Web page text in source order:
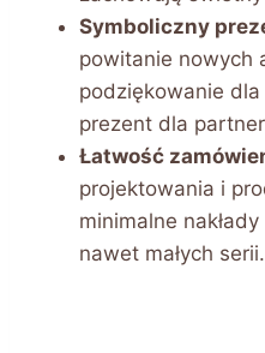
Symboliczny
powitanie nowych
podziękowanie
prezent dla
Łatwość
projektowania i
minimalne
nawet małych serii.